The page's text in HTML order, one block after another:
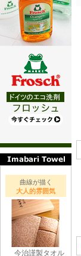
曲線が描く
大人的雰囲気
今治謹製タオル